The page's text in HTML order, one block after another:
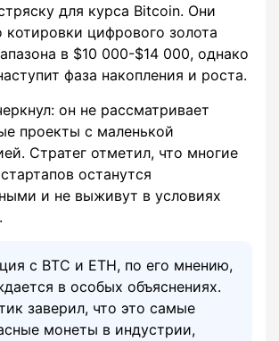
для курса Bitcoin. Они
цифрового золота
в $10 000-$14 000, однако
фаза накопления и роста.
он не рассматривает
проекты с маленькой
Стратег отметил, что многие
останутся
и не выживут в условиях
с BTC и ETH, по его мнению,
в особых объяснениях.
заверил, что это самые
монеты в индустрии,